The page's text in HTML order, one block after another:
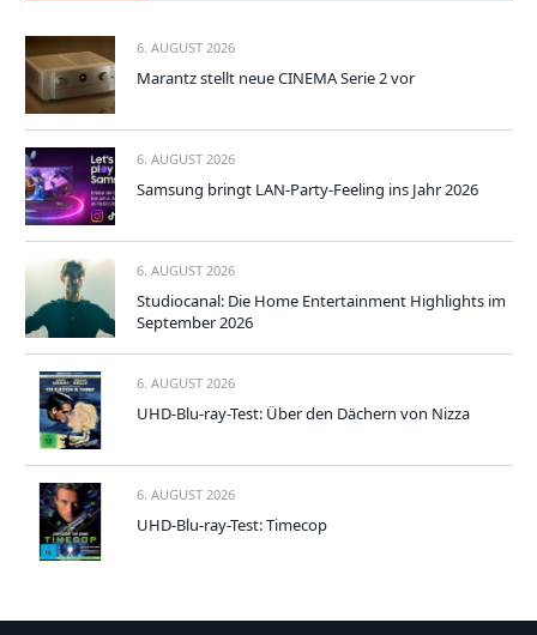
6. AUGUST 2026
Marantz stellt neue CINEMA Serie 2 vor
6. AUGUST 2026
Samsung bringt LAN-Party-Feeling ins Jahr 2026
6. AUGUST 2026
Studiocanal: Die Home Entertainment Highlights im
September 2026
6. AUGUST 2026
UHD-Blu-ray-Test: Über den Dächern von Nizza
6. AUGUST 2026
UHD-Blu-ray-Test: Timecop